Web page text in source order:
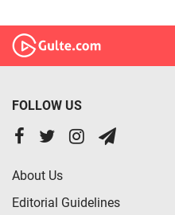
FOLLOW US
About Us
Editorial Guidelines